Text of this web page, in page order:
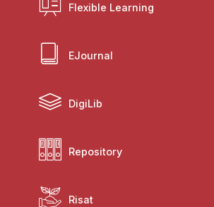
Flexible Learning
EJournal
DigiLib
Repository
Risat